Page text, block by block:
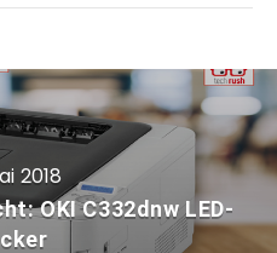
2018
OKI C332dnw LED-